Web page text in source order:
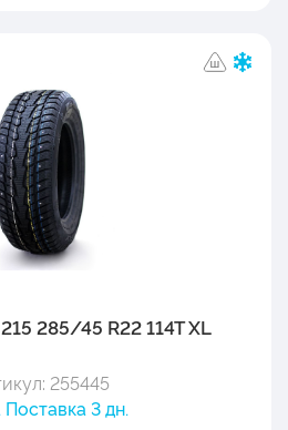
285/45 R22 114T XL
255445
Поставка 3 дн.